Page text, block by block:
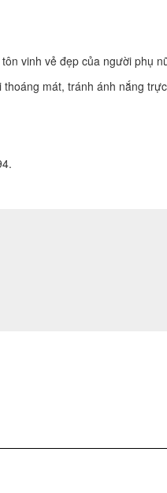
vinh vẻ đẹp của người phụ
mát, tránh ánh nắng